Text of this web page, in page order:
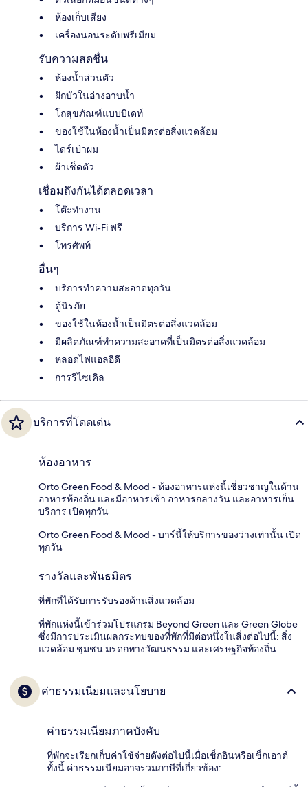
ห้องเก็บเสียง
เครื่องนอนระดับพรีเมียม
รับความสดชื่น
ห้องน้ำส่วนตัว
ฝักบัวในอ่างอาบน้ำ
โถสุขภัณฑ์แบบบิเดท์
ของใช้ในห้องน้ำเป็นมิตรต่อสิ่งแวดล้อม
ไดร์เป่าผม
ผ้าเช็ดตัว
เชื่อมถึงกันได้ตลอดเวลา
โต๊ะทำงาน
บริการ Wi-Fi ฟรี
โทรศัพท์
อื่นๆ
บริการทำความสะอาดทุกวัน
ตู้นิรภัย
ของใช้ในห้องน้ำเป็นมิตรต่อสิ่งแวดล้อม
มีผลิตภัณฑ์ทำความสะอาดที่เป็นมิตรต่อสิ่งแวดล้อม
หลอดไฟแอลอีดี
การรีไซเคิล
บริการที่โดดเด่น
ห้องอาหาร
Orto Green Food & Mood - ห้องอาหารแห่งนี้เชี่ยวชาญในด้าน
อาหารท้องถิ่น และมีอาหารเช้า อาหารกลางวัน และอาหารเย็น
บริการ เปิดทุกวัน
Orto Green Food & Mood - บาร์นี้ให้บริการของว่างเท่านั้น เปิด
ทุกวัน
รางวัลและพันธมิตร
ที่พักที่ได้รับการรับรองด้านสิ่งแวดล้อม
ที่พักแห่งนี้เข้าร่วมโปรแกรม Beyond Green และ Green Globe
ซึ่งมีการประเมินผลกระทบของที่พักที่มีต่อหนึ่งในสิ่งต่อไปนี้: สิ่ง
แวดล้อม ชุมชน มรดกทางวัฒนธรรม และเศรษฐกิจท้องถิ่น
ค่าธรรมเนียมและนโยบาย
ค่าธรรมเนียมภาคบังคับ
ที่พักจะเรียกเก็บค่าใช้จ่ายดังต่อไปนี้เมื่อเช็กอินหรือเช็กเอาต์
ทั้งนี้ ค่าธรรมเนียมอาจรวมภาษีที่เกี่ยวข้อง: